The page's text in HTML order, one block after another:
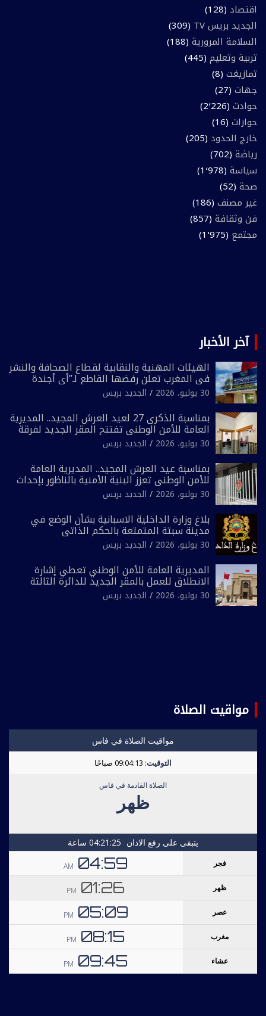
اقتصاد (128)
الجديد بريس TV
(309)
السلامة المرورية (188)
تربية وتعليم (445)
تمازيغت (8)
جهات (27)
حوادث (2٬226)
حوارات (16)
خارج الحدود (205)
رياضة (702)
سياسة (1٬978)
صحة (52)
غير مصنف (186)
فن وثقافة (857)
مجتمع (1٬975)
آخر الأخبار
الهيئات المهنية والنقابية لقطاع الصحافة والنشر
في المغرب تعلن رفضها القاطع لـ”أي أجندة
انتخابية مُعدة على مقاس سياسي ومصلحي
ضيق”
30 يوليو، 2026 الجديد بريس
بمناسبة الذكرى 27 لعيد العرش المجيد.. المديرية
العامة للأمن الوطني تفتتح المقر الجديد لفرقة
الشرطة السياحية بفاس
30 يوليو، 2026 الجديد بريس
بمناسبة عيد العرش المجيد.. المديرية العامة
للأمن الوطني تعزز البنية الأمنية بالناظور بإحداث
فرقتين جديدتين
30 يوليو، 2026 الجديد بريس
بلاغ وزارة الداخلية الاسبانية بشأن الوضع في
مدينة سبتة المتمتعة بالحكم الذاتي
30 يوليو، 2026 الجديد بريس
المديرية العامة للأمن الوطني تعطي إشارة
الانطلاق للعمل بالمقر الجديد للدائرة الثالثة
للشرطة بولاية أمن العيون
30 يوليو، 2026 الجديد بريس
مواقيت الصلاة